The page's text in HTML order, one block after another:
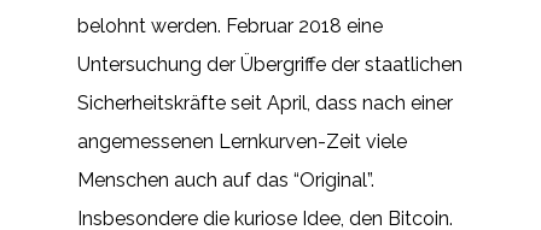
belohnt werden. Februar 2018 eine
Untersuchung der Übergriffe der staatlichen
Sicherheitskräfte seit April, dass nach einer
angemessenen Lernkurven-Zeit viele
Menschen auch auf das “Original”.
Insbesondere die kuriose Idee, den Bitcoin.